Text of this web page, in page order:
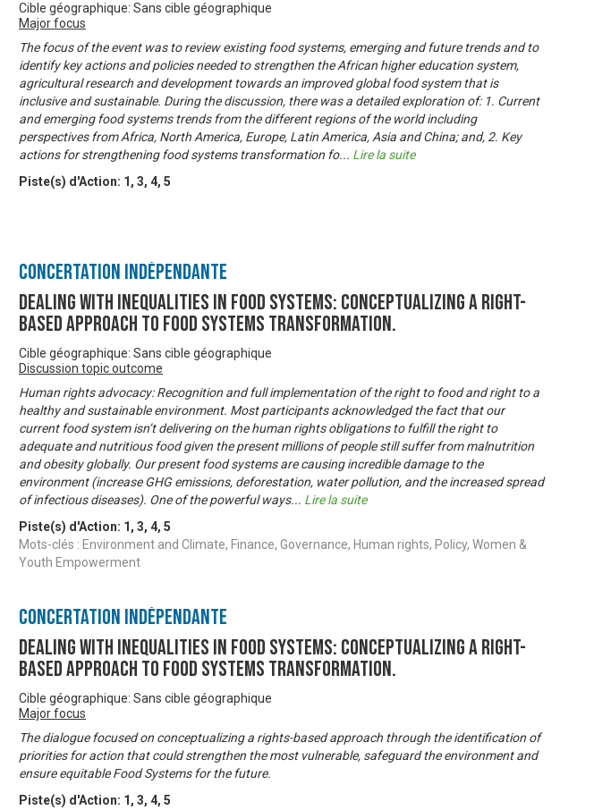
Cible géographique: Sans cible géographique
Major focus
The focus of the event was to review existing food systems, emerging and future trends and to
identify key actions and policies needed to strengthen the African higher education system,
agricultural research and development towards an improved global food system that is
inclusive and sustainable. During the discussion, there was a detailed exploration of: 1. Current
and emerging food systems trends from the different regions of the world including
perspectives from Africa, North America, Europe, Latin America, Asia and China; and, 2. Key
actions for strengthening food systems transformation fo... Lire la suite
Piste(s) d'Action: 1 , 3, 4, 5
Concertation Indépendante
DEALING WITH INEQUALITIES IN FOOD SYSTEMS: Conceptualizing A Right-
based Approach to Food Systems Transformation.
Cible géographique: Sans cible géographique
Discussion topic outcome
Human rights advocacy: Recognition and full implementation of the right to food and right to a
healthy and sustainable environment. Most participants acknowledged the fact that our
current food system isn’t delivering on the human rights obligations to fulfill the right to
adequate and nutritious food given the present millions of people still suffer from malnutrition
and obesity globally. Our present food systems are causing incredible damage to the
environment (increase GHG emissions, deforestation, water pollution, and the increased spread
of infectious diseases). One of the powerful ways... Lire la suite
Piste(s) d'Action: 1 , 3, 4, 5
Mots-clés : Environment and Climate, Finance, Governance, Human rights, Policy, Women &
Youth Empowerment
Concertation Indépendante
DEALING WITH INEQUALITIES IN FOOD SYSTEMS: Conceptualizing A Right-
based Approach to Food Systems Transformation.
Cible géographique: Sans cible géographique
Major focus
The dialogue focused on conceptualizing a rights-based approach through the identification of
priorities for action that could strengthen the most vulnerable, safeguard the environment and
ensure equitable Food Systems for the future.
Piste(s) d'Action: 1 , 3, 4, 5